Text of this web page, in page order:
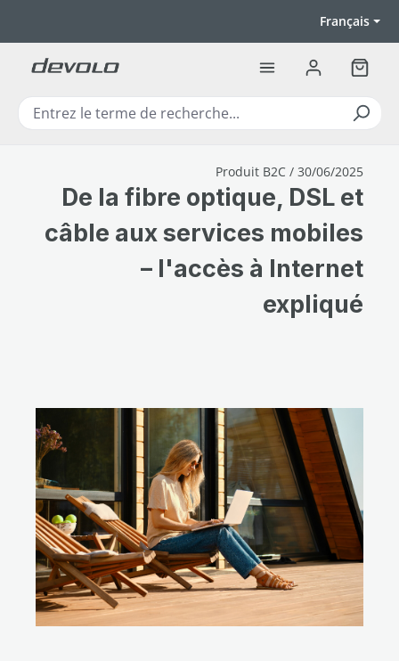
Français
Le
Produit B2C / 30/06/2025
De la fibre optique, DSL et
câble aux services mobiles
– l'accès à Internet
expliqué